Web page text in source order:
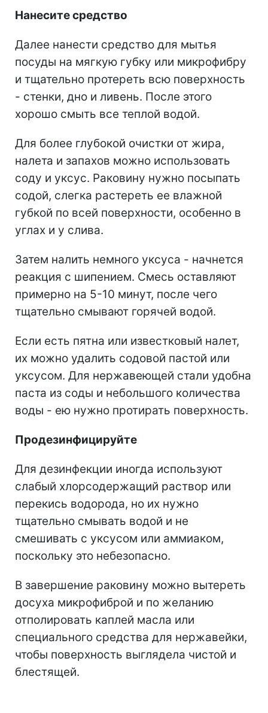
Нанесите средство
Далее нанести средство для мытья
посуды на мягкую губку или микрофибру
и тщательно протереть всю поверхность
- стенки, дно и ливень. После этого
хорошо смыть все теплой водой.
Для более глубокой очистки от жира,
налета и запахов можно использовать
соду и уксус. Раковину нужно посыпать
содой, слегка растереть ее влажной
губкой по всей поверхности, особенно в
углах и у слива.
Затем налить немного уксуса - начнется
реакция с шипением. Смесь оставляют
примерно на 5-10 минут, после чего
тщательно смывают горячей водой.
Если есть пятна или известковый налет,
их можно удалить содовой пастой или
уксусом. Для нержавеющей стали удобна
паста из соды и небольшого количества
воды - ею нужно протирать поверхность.
Продезинфицируйте
Для дезинфекции иногда используют
слабый хлорсодержащий раствор или
перекись водорода, но их нужно
тщательно смывать водой и не
смешивать с уксусом или аммиаком,
поскольку это небезопасно.
В завершение раковину можно вытереть
досуха микрофиброй и по желанию
отполировать каплей масла или
специального средства для нержавейки,
чтобы поверхность выглядела чистой и
блестящей.